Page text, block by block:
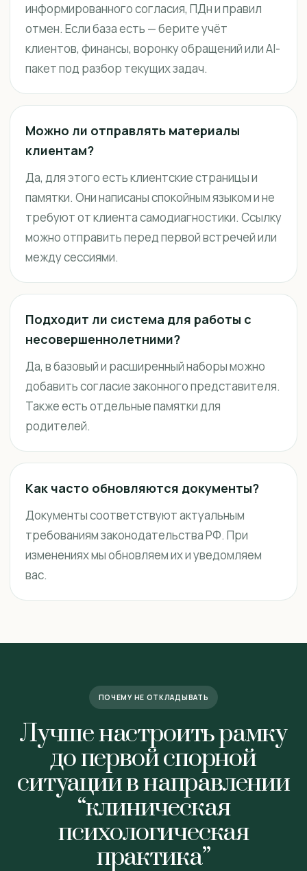
информированного согласия, ПДн и правил
отмен. Если база есть — берите учёт
клиентов, финансы, воронку обращений или AI-
пакет под разбор текущих задач.
Можно ли отправлять материалы
клиентам?
Да, для этого есть клиентские страницы и
памятки. Они написаны спокойным языком и не
требуют от клиента самодиагностики. Ссылку
можно отправить перед первой встречей или
между сессиями.
Подходит ли система для работы с
несовершеннолетними?
Да, в базовый и расширенный наборы можно
добавить согласие законного представителя.
Также есть отдельные памятки для
родителей.
Как часто обновляются документы?
Документы соответствуют актуальным
требованиям законодательства РФ. При
изменениях мы обновляем их и уведомляем
вас.
ПОЧЕМУ НЕ ОТКЛАДЫВАТЬ
Лучше настроить рамку
до первой спорной
ситуации в направлении
“клиническая
психологическая
практика”